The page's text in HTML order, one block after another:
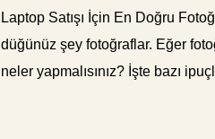
Laptop Satışı İçin En Doğru
düğünüz şey fotoğraflar. Eğer
neler yapmalısınız? İşte bazı